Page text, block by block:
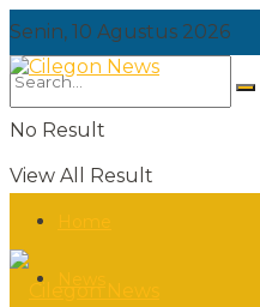
Senin, 10 Agustus 2026
No Result
View All Result